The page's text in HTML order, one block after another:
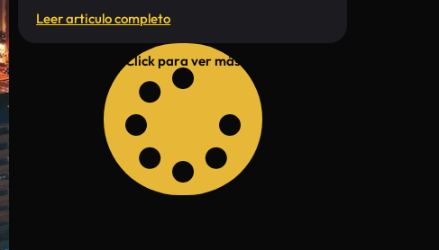
Leer articulo completo
Click para ver más